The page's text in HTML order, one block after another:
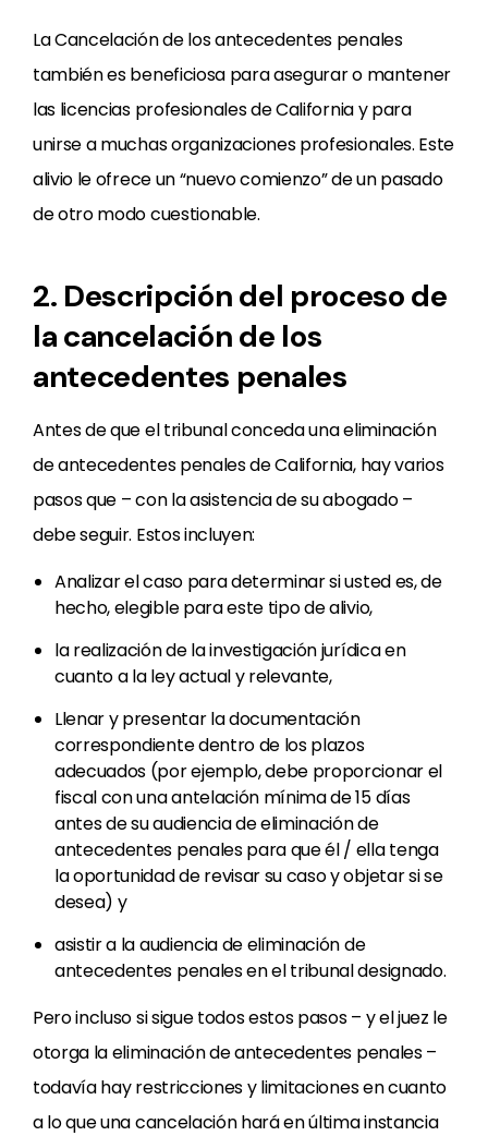
La Cancelación de los antecedentes penales
también es beneficiosa para asegurar o mantener
las licencias profesionales de California y para
unirse a muchas organizaciones profesionales. Este
alivio le ofrece un “nuevo comienzo” de un pasado
de otro modo cuestionable.
2. Descripción del proceso de
la cancelación de los
antecedentes penales
Antes de que el tribunal conceda una eliminación
de antecedentes penales de California, hay varios
pasos que – con la asistencia de su abogado –
debe seguir. Estos incluyen:
Analizar el caso para determinar si usted es, de
hecho, elegible para este tipo de alivio,
la realización de la investigación jurídica en
cuanto a la ley actual y relevante,
Llenar y presentar la documentación
correspondiente dentro de los plazos
adecuados (por ejemplo, debe proporcionar el
fiscal con una antelación mínima de 15 días
antes de su audiencia de eliminación de
antecedentes penales para que él / ella tenga
la oportunidad de revisar su caso y objetar si se
desea) y
asistir a la audiencia de eliminación de
antecedentes penales en el tribunal designado.
Pero incluso si sigue todos estos pasos – y el juez le
otorga la eliminación de antecedentes penales –
todavía hay restricciones y limitaciones en cuanto
a lo que una cancelación hará en última instancia